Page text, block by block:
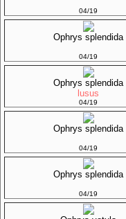
04/19
Ophrys splendida
04/19
Ophrys splendida
lusus
04/19
Ophrys splendida
04/19
Ophrys splendida
04/19